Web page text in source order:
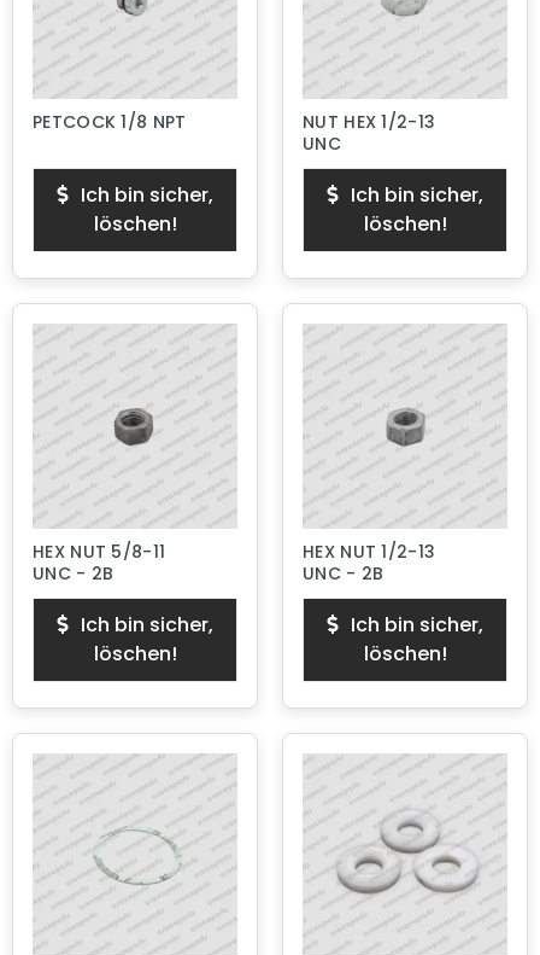
PETCOCK 1/8 NPT
Ich bin sicher,
löschen!
NUT HEX 1/2-13
UNC
Ich bin sicher,
löschen!
HEX NUT 5/8-11
UNC - 2B
Ich bin sicher,
löschen!
HEX NUT 1/2-13
UNC - 2B
Ich bin sicher,
löschen!